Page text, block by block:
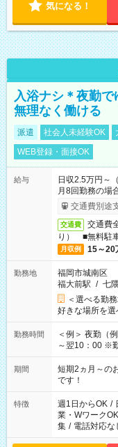
気になる！
入浴ナシ＊夜勤
無理なく働ける
派遣 社会人未経験OK
WEB登録・面接OK
給与
日収2.5万円～
月8回勤務の場
交通費別途
交通費
交通費
り） ■無料駐
月収例 15～20
勤務地
福岡市城南区
福大前駅 / 七
＜選べる勤
好きな場所を選
勤務時間
＜例＞ 夜勤（
～翌10：00 ※勤務
みたい」 「し
い」など ご希望
の方の場合は1
仕事に慣れてからの夜勤
必要な場合も
期間
短期2ヵ月～の
です！
特徴 週1日からOK /
業・WワークOK
集 / 電話対応な